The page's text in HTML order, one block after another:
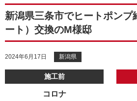
新潟県三条市でヒートポンプ
ート）交換のM様邸
2024年6月17日 新潟県
施工前
コロナ